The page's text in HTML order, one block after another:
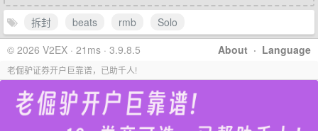
拆封 beats rmb
Solo
About · Language
© 2026 V2EX · 21ms · 3.9.8.5
老倔驴证券开户巨靠谱，已助千人!